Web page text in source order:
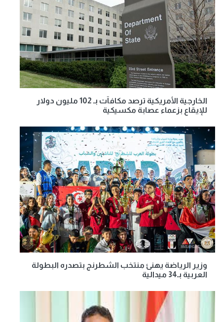
الخارجية الأمريكية ترصد مكافآت بـ 102 مليون دولار
للإيقاع بزعماء عصابة مكسيكية
وزير الرياضة يهنئ منتخب الشطرنج بتصدره البطولة
العربية بـ34 ميدالية